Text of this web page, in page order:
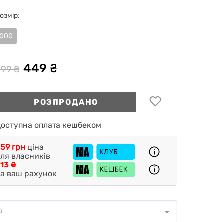
000
₴ 449 ₴
РОЗПРОДАНО
оплата кешбеком
₴
ваш рахунок
грн ціна
власників
*